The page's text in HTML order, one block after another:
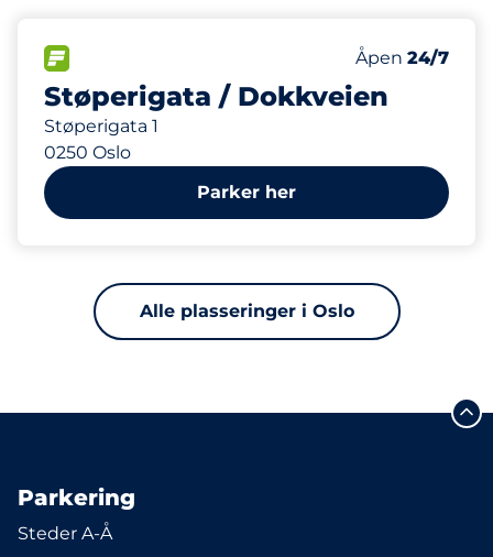
Støperigata / Dokkveien
Støperigata 1
0250 Oslo
Antall
12
Åpen 24/7
471 m
Parker her
Alle plasseringer i Oslo
Parkering
Steder A-Å